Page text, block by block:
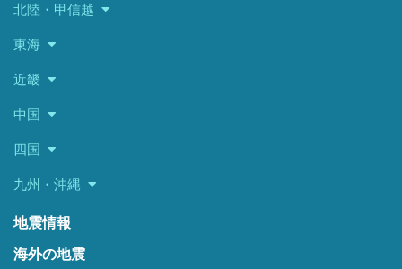
北陸・甲信越
東海
近畿
中国
四国
九州・沖縄
地震情報
海外の地震